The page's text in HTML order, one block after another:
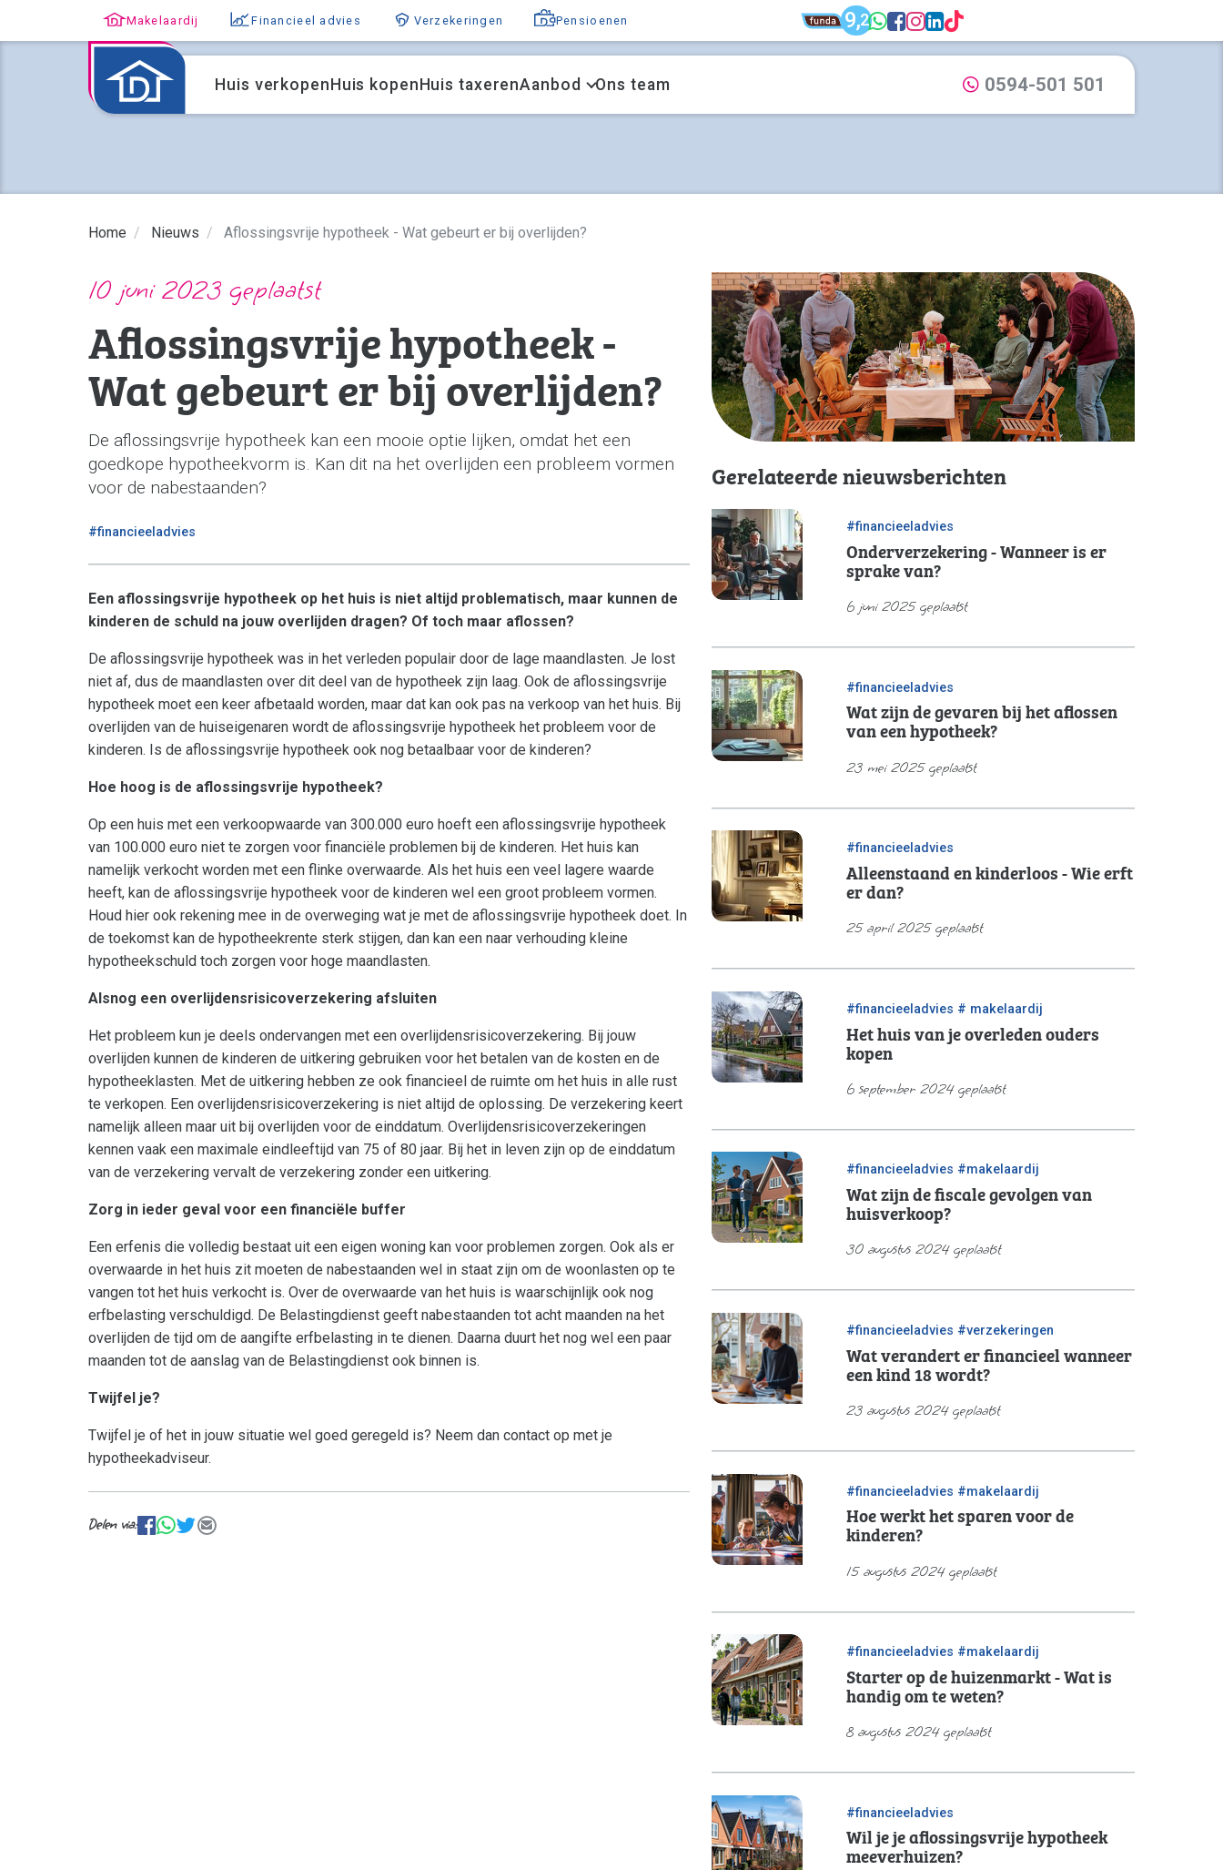
Makelaardij Financieel advies Verzekeringen Pensioenen Funda: Dijkstra Makelaardij & Financieel
Dijkstra Makelaardij & Financieel advies
9,2 WhatsApp: 0594-501 501
Facebook: Dijkstra
Instagram: Dijkstra
LinkedIn: Dijkstra
TikTok: Dijkstra
Huis verkopen Huis kopen Huis taxerenAanbod Ons team Bel ons via:
0594-501 501
Home Nieuws Aflossingsvrije hypotheek - Wat gebeurt er bij overlijden?
10 juni 2023 geplaatst
Aflossingsvrije hypotheek -
Wat gebeurt er bij overlijden?
De aflossingsvrije hypotheek kan een mooie optie lijken, omdat het een
goedkope hypotheekvorm is. Kan dit na het overlijden een probleem vormen
voor de nabestaanden?
#financieeladvies
Een aflossingsvrije hypotheek op het huis is niet altijd problematisch, maar kunnen de
kinderen de schuld na jouw overlijden dragen? Of toch maar aflossen?
De aflossingsvrije hypotheek was in het verleden populair door de lage maandlasten. Je lost
niet af, dus de maandlasten over dit deel van de hypotheek zijn laag. Ook de aflossingsvrije
hypotheek moet een keer afbetaald worden, maar dat kan ook pas na verkoop van het huis. Bij
overlijden van de huiseigenaren wordt de aflossingsvrije hypotheek het probleem voor de
kinderen. Is de aflossingsvrije hypotheek ook nog betaalbaar voor de kinderen?
Hoe hoog is de aflossingsvrije hypotheek?
Op een huis met een verkoopwaarde van 300.000 euro hoeft een aflossingsvrije hypotheek
van 100.000 euro niet te zorgen voor financiële problemen bij de kinderen. Het huis kan
namelijk verkocht worden met een flinke overwaarde. Als het huis een veel lagere waarde
heeft, kan de aflossingsvrije hypotheek voor de kinderen wel een groot probleem vormen.
Houd hier ook rekening mee in de overweging wat je met de aflossingsvrije hypotheek doet. In
de toekomst kan de hypotheekrente sterk stijgen, dan kan een naar verhouding kleine
hypotheekschuld toch zorgen voor hoge maandlasten.
Alsnog een overlijdensrisicoverzekering afsluiten
Het probleem kun je deels ondervangen met een overlijdensrisicoverzekering. Bij jouw
overlijden kunnen de kinderen de uitkering gebruiken voor het betalen van de kosten en de
hypotheeklasten. Met de uitkering hebben ze ook financieel de ruimte om het huis in alle rust
te verkopen. Een overlijdensrisicoverzekering is niet altijd de oplossing. De verzekering keert
namelijk alleen maar uit bij overlijden voor de einddatum. Overlijdensrisicoverzekeringen
kennen vaak een maximale eindleeftijd van 75 of 80 jaar. Bij het in leven zijn op de einddatum
van de verzekering vervalt de verzekering zonder een uitkering.
Zorg in ieder geval voor een financiële buffer
Een erfenis die volledig bestaat uit een eigen woning kan voor problemen zorgen. Ook als er
overwaarde in het huis zit moeten de nabestaanden wel in staat zijn om de woonlasten op te
vangen tot het huis verkocht is. Over de overwaarde van het huis is waarschijnlijk ook nog
erfbelasting verschuldigd. De Belastingdienst geeft nabestaanden tot acht maanden na het
overlijden de tijd om de aangifte erfbelasting in te dienen. Daarna duurt het nog wel een paar
maanden tot de aanslag van de Belastingdienst ook binnen is.
Twijfel je?
Twijfel je of het in jouw situatie wel goed geregeld is? Neem dan contact op met je
hypotheekadviseur.
Delen via: facebook
WhatsApp
Tweet
E-mail
Gerelateerde nieuwsberichten
#financieeladvies
Onderverzekering - Wanneer is er
sprake van?
6 juni 2025 geplaatst
#financieeladvies
Wat zijn de gevaren bij het aflossen
van een hypotheek?
23 mei 2025 geplaatst
#financieeladvies
Alleenstaand en kinderloos - Wie erft
er dan?
25 april 2025 geplaatst
#financieeladvies/# makelaardij
Het huis van je overleden ouders
kopen
6 september 2024 geplaatst
#financieeladvies/#makelaardij
Wat zijn de fiscale gevolgen van
huisverkoop?
30 augustus 2024 geplaatst
#financieeladvies/#verzekeringen
Wat verandert er financieel wanneer
een kind 18 wordt?
23 augustus 2024 geplaatst
#financieeladvies/#makelaardij
Hoe werkt het sparen voor de
kinderen?
15 augustus 2024 geplaatst
#financieeladvies/#makelaardij
Starter op de huizenmarkt - Wat is
handig om te weten?
8 augustus 2024 geplaatst
#financieeladvies
Wil je je aflossingsvrije hypotheek
meeverhuizen?